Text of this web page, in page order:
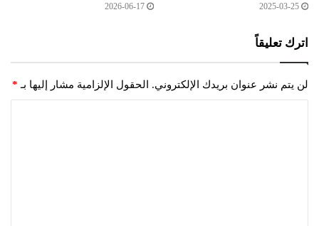
2025-03-25
2026-06-17
اترك تعليقاً
لن يتم نشر عنوان بريدك الإلكتروني. الحقول الإلزامية مشار إليها بـ *